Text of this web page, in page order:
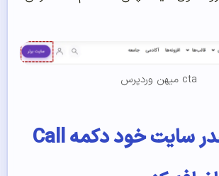
cta میهن وردپرس
چطور به هدر سایت خود دکمه Call